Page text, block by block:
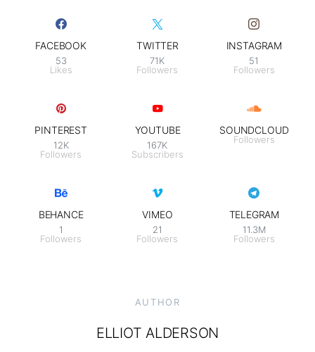
FACEBOOK
53
Likes
TWITTER
71K
Followers
INSTAGRAM
51
Followers
PINTEREST
12K
Followers
YOUTUBE
167K
Subscribers
SOUNDCLOUD
Followers
BEHANCE
1
Followers
VIMEO
21
Followers
TELEGRAM
11.3M
Followers
AUTHOR
ELLIOT ALDERSON